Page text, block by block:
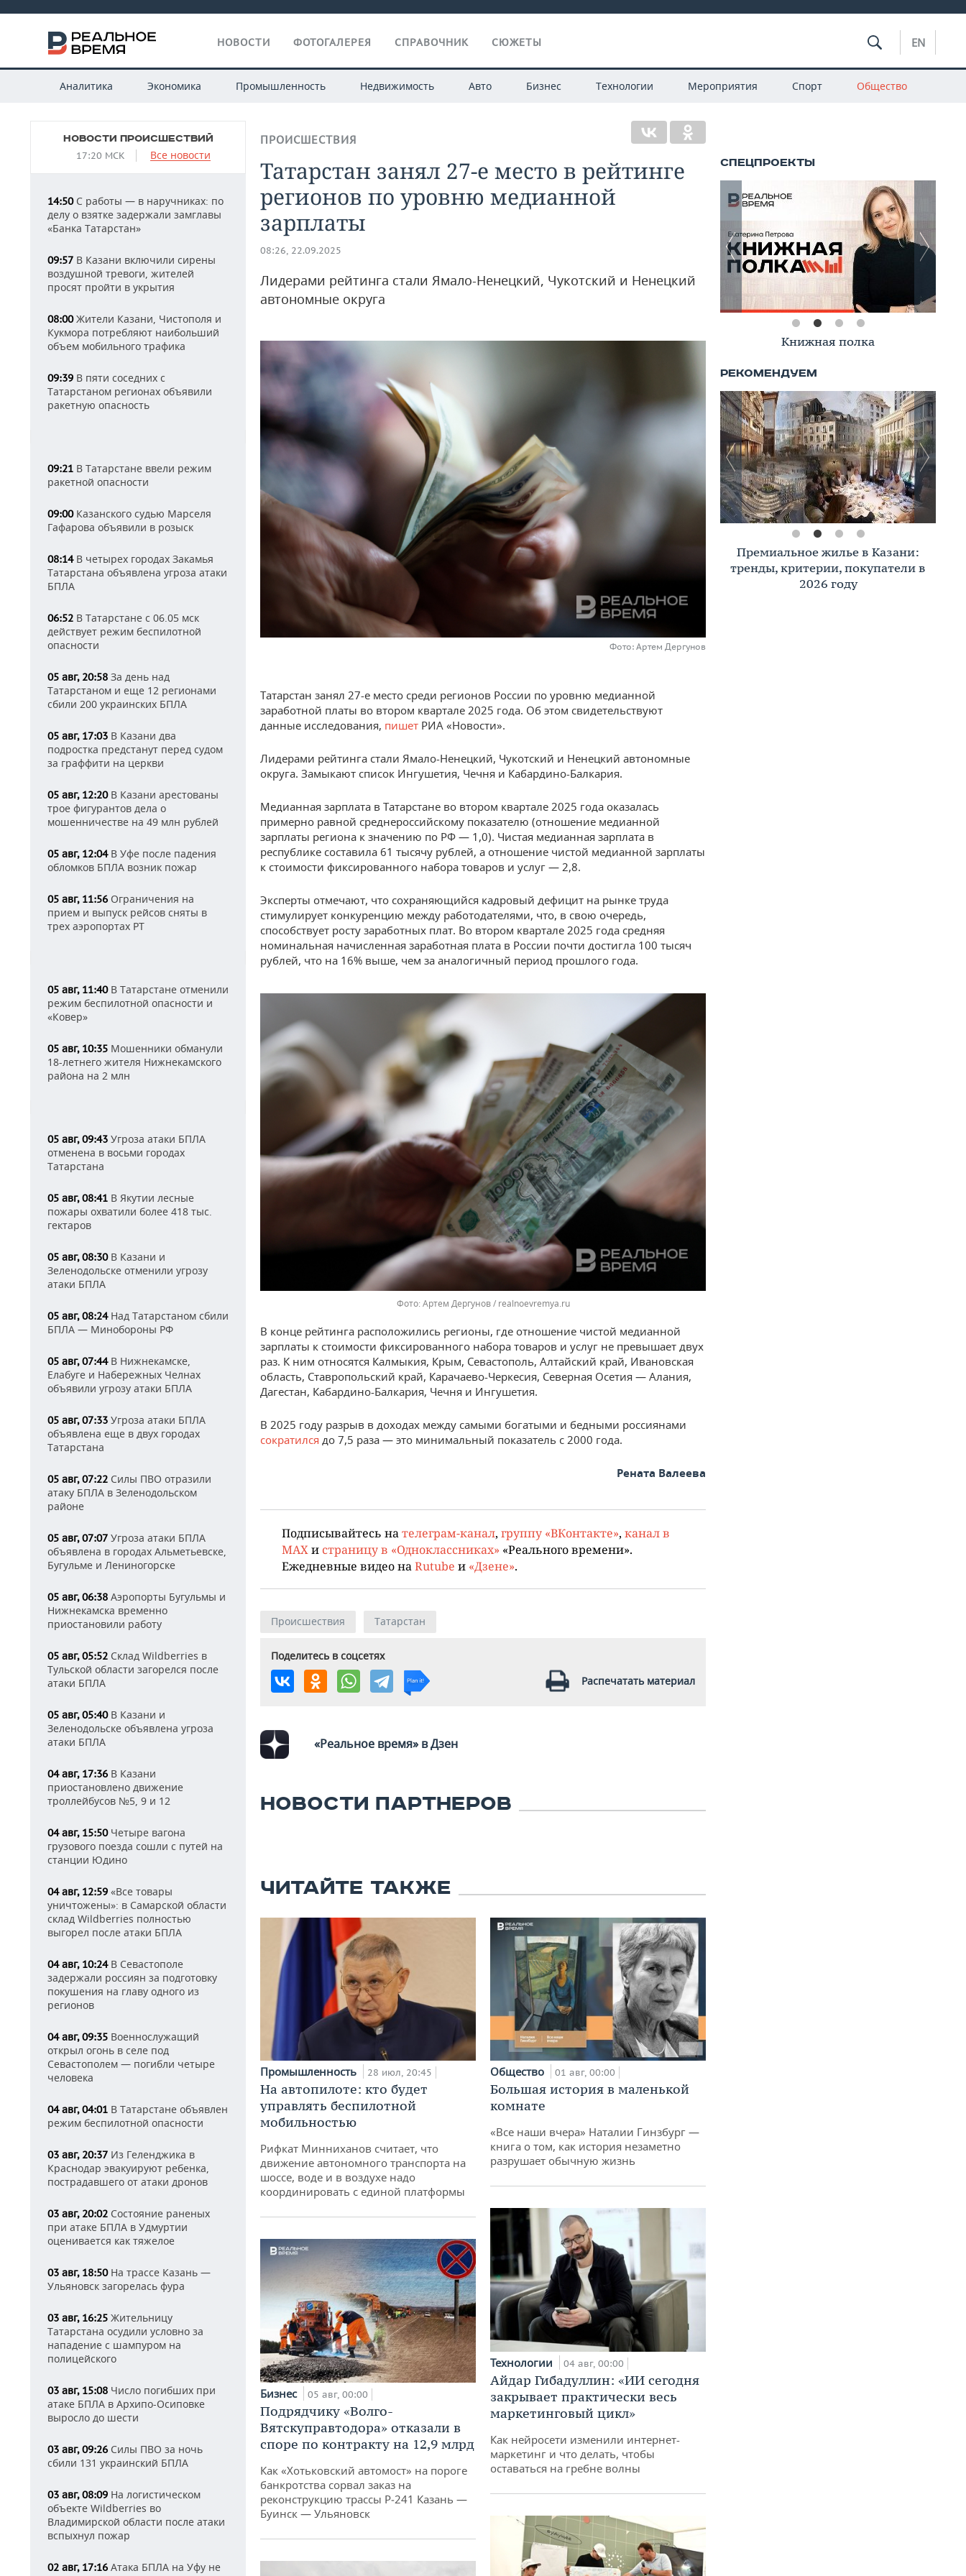
НОВОСТИ ФОТОГАЛЕРЕЯ СПРАВОЧНИК СЮЖЕТЫ EN
Аналитика Экономика Промышленность Недвижимость Авто Бизнес Технологии Мероприятия Спорт Общество
НОВОСТИ ПРОИСШЕСТВИЙ
17:20 МСК Все новости
14:50С работы — в наручниках: по
делу о взятке задержали замглавы
«Банка Татарстан»
09:57 В Казани включили сирены
воздушной тревоги, жителей
просят пройти в укрытия
08:00Жители Казани, Чистополя и
Кукмора потребляют наибольший
объем мобильного трафика
09:39 В пяти соседних с
Татарстаном регионах объявили
ракетную опасность
09:21 В Татарстане ввели режим
ракетной опасности
09:00Казанского судью Марселя
Гафарова объявили в розыск
08:14В четырех городах Закамья
Татарстана объявлена угроза атаки
БПЛА
06:52 В Татарстане с 06.05 мск
действует режим беспилотной
опасности
05 авг, 20:58 За день над
Татарстаном и еще 12 регионами
сбили 200 украинских БПЛА
05 авг, 17:03 В Казани два
подростка предстанут перед судом
за граффити на церкви
05 авг, 12:20В Казани арестованы
трое фигурантов дела о
мошенничестве на 49 млн рублей
05 авг, 12:04В Уфе после падения
обломков БПЛА возник пожар
05 авг, 11:56 Ограничения на
прием и выпуск рейсов сняты в
трех аэропортах РТ
05 авг, 11:40В Татарстане отменили
режим беспилотной опасности и
«Ковер»
05 авг, 10:35 Мошенники обманули
18-летнего жителя Нижнекамского
района на 2 млн
05 авг, 09:43 Угроза атаки БПЛА
отменена в восьми городах
Татарстана
05 авг, 08:41 В Якутии лесные
пожары охватили более 418 тыс.
гектаров
05 авг, 08:30В Казани и
Зеленодольске отменили угрозу
атаки БПЛА
05 авг, 08:24Над Татарстаном сбили
БПЛА — Минобороны РФ
05 авг, 07:44В Нижнекамске,
Елабуге и Набережных Челнах
объявили угрозу атаки БПЛА
05 авг, 07:33 Угроза атаки БПЛА
объявлена еще в двух городах
Татарстана
05 авг, 07:22 Силы ПВО отразили
атаку БПЛА в Зеленодольском
районе
05 авг, 07:07 Угроза атаки БПЛА
объявлена в городах Альметьевске,
Бугульме и Лениногорске
05 авг, 06:38 Аэропорты Бугульмы и
Нижнекамска временно
приостановили работу
05 авг, 05:52 Склад Wildberries в
Тульской области загорелся после
атаки БПЛА
05 авг, 05:40В Казани и
Зеленодольске объявлена угроза
атаки БПЛА
04 авг, 17:36 В Казани
приостановлено движение
троллейбусов №5, 9 и 12
04 авг, 15:50Четыре вагона
грузового поезда сошли с путей на
станции Юдино
04 авг, 12:59 «Все товары
уничтожены»: в Самарской области
склад Wildberries полностью
выгорел после атаки БПЛА
04 авг, 10:24В Севастополе
задержали россиян за подготовку
покушения на главу одного из
регионов
04 авг, 09:35 Военнослужащий
открыл огонь в селе под
Севастополем — погибли четыре
человека
04 авг, 04:01 В Татарстане объявлен
режим беспилотной опасности
03 авг, 20:37 Из Геленджика в
Краснодар эвакуируют ребенка,
пострадавшего от атаки дронов
03 авг, 20:02 Состояние раненых
при атаке БПЛА в Удмуртии
оценивается как тяжелое
03 авг, 18:50На трассе Казань —
Ульяновск загорелась фура
03 авг, 16:25 Жительницу
Татарстана осудили условно за
нападение с шампуром на
полицейского
03 авг, 15:08 Число погибших при
атаке БПЛА в Архипо-Осиповке
выросло до шести
03 авг, 09:26 Силы ПВО за ночь
сбили 131 украинский БПЛА
03 авг, 08:09 На логистическом
объекте Wildberries во
Владимирской области после атаки
вспыхнул пожар
02 авг, 17:16 Атака БПЛА на Уфу не
ПРОИСШЕСТВИЯ
Татарстан занял 27-е место в рейтинге
регионов по уровню медианной
зарплаты
08:26, 22.09.2025
Лидерами рейтинга стали Ямало-Ненецкий, Чукотский и Ненецкий
автономные округа
Фото: Артем Дергунов
Татарстан занял 27-е место среди регионов России по уровню медианной
заработной платы во втором квартале 2025 года. Об этом свидетельствуют
данные исследования, пишет РИА «Новости».
Лидерами рейтинга стали Ямало-Ненецкий, Чукотский и Ненецкий автономные
округа. Замыкают список Ингушетия, Чечня и Кабардино-Балкария.
Медианная зарплата в Татарстане во втором квартале 2025 года оказалась
примерно равной среднероссийскому показателю (отношение медианной
зарплаты региона к значению по РФ — 1,0). Чистая медианная зарплата в
республике составила 61 тысячу рублей, а отношение чистой медианной зарплаты
к стоимости фиксированного набора товаров и услуг — 2,8.
Эксперты отмечают, что сохраняющийся кадровый дефицит на рынке труда
стимулирует конкуренцию между работодателями, что, в свою очередь,
способствует росту заработных плат. Во втором квартале 2025 года средняя
номинальная начисленная заработная плата в России почти достигла 100 тысяч
рублей, что на 16% выше, чем за аналогичный период прошлого года.
Артем Дергунов / realnoevremya.ru
В конце рейтинга расположились регионы, где отношение чистой медианной
зарплаты к стоимости фиксированного набора товаров и услуг не превышает двух
раз. К ним относятся Калмыкия, Крым, Севастополь, Алтайский край, Ивановская
область, Ставропольский край, Карачаево-Черкесия, Северная Осетия — Алания,
Дагестан, Кабардино-Балкария, Чечня и Ингушетия.
В 2025 году разрыв в доходах между самыми богатыми и бедными россиянами
сократился до 7,5 раза — это минимальный показатель с 2000 года.
Рената Валеева
Подписывайтесь на телеграм-канал, группу «ВКонтакте», канал в
MAX и страницу в «Одноклассниках» «Реального времени».
Ежедневные видео на Rutube и «Дзене».
Происшествия Татарстан
Поделитесь в соцсетях
Распечатать материал
«Реальное время» в Дзен
НОВОСТИ ПАРТНЕРОВ
ЧИТАЙТЕ ТАКЖЕ
Промышленность 28 июл, 20:45
На автопилоте: кто будет
управлять беспилотной
мобильностью
Рифкат Минниханов считает, что
движение автономного транспорта на
шоссе, воде и в воздухе надо
координировать с единой платформы
Бизнес 05 авг, 00:00
Подрядчику «Волго-
Вятскуправтодора» отказали в
споре по контракту на 12,9 млрд
Как «Хотьковский автомост» на пороге
банкротства сорвал заказ на
реконструкцию трассы Р‑241 Казань —
Буинск — Ульяновск
Общество 01 авг, 00:00
Большая история в маленькой
комнате
«Все наши вчера» Наталии Гинзбург —
книга о том, как история незаметно
разрушает обычную жизнь
Технологии 04 авг, 00:00
Айдар Гибадуллин: «ИИ сегодня
закрывает практически весь
маркетинговый цикл»
Как нейросети изменили интернет-
маркетинг и что делать, чтобы
оставаться на гребне волны
Книжная полка
Премиальное жилье в Казани:
тренды, критерии, покупатели в
2026 году